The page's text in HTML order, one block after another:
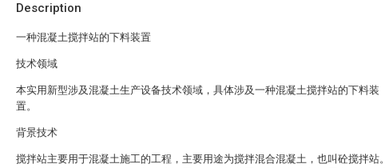
Description
一种混凝土搅拌站的下料装置
技术领域
本实用新型涉及混凝土生产设备技术领域，具体涉及一种混凝土搅拌站的下料装
置。
背景技术
搅拌站主要用于混凝土施工的工程，主要用途为搅拌混合混凝土，也叫砼搅拌站。